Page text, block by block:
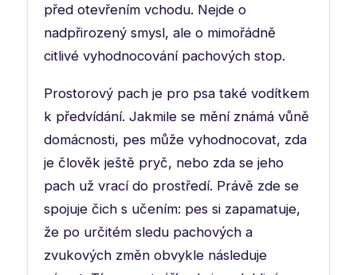
před otevřením vchodu. Nejde o
nadpřirozený smysl, ale o mimořádně
citlivé vyhodnocování pachových stop.
Prostorový pach je pro psa také vodítkem
k předvídání. Jakmile se mění známá vůně
domácnosti, pes může vyhodnocovat, zda
je člověk ještě pryč, nebo zda se jeho
pach už vrací do prostředí. Právě zde se
spojuje čich s učením: pes si zapamatuje,
že po určitém sledu pachových a
zvukových změn obvykle následuje